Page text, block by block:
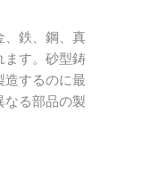
、鉄、鋼、真
ます。砂型鋳
造するのに最
なる部品の製